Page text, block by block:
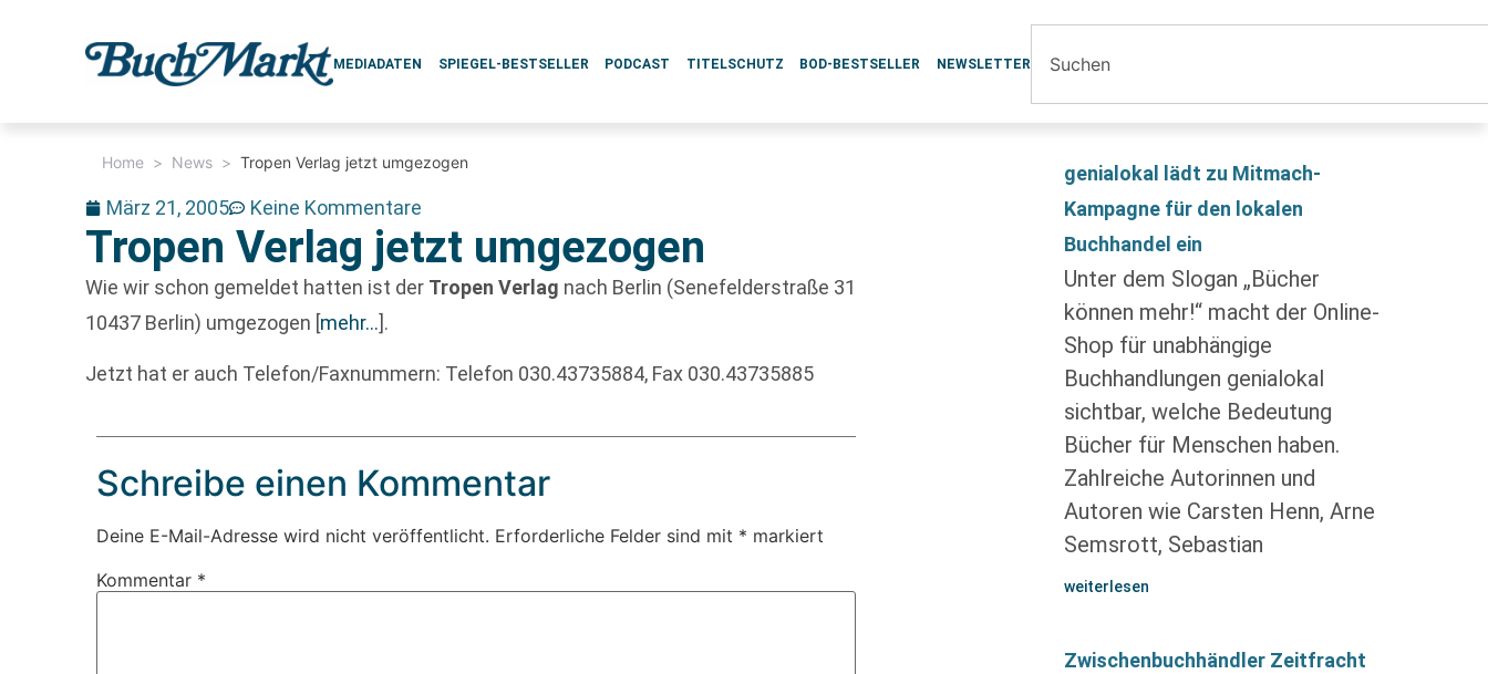
MEDIADATEN SPIEGEL-BESTSELLER PODCAST TITELSCHUTZ BOD-BESTSELLER NEWSLETTER
Home > News > Tropen Verlag jetzt umgezogen
März 21, 2005 Keine Kommentare
Tropen Verlag jetzt umgezogen
Wie wir schon gemeldet hatten ist der Tropen Verlag nach Berlin (Senefelderstraße 31
10437 Berlin) umgezogen [mehr…].
Jetzt hat er auch Telefon/Faxnummern: Telefon 030.43735884, Fax 030.43735885
Schreibe einen Kommentar
Deine E-Mail-Adresse wird nicht veröffentlicht. Erforderliche Felder sind mit * markiert
Kommentar *
genialokal lädt zu Mitmach-
Kampagne für den lokalen
Buchhandel ein
Unter dem Slogan „Bücher
können mehr!“ macht der Online-
Shop für unabhängige
Buchhandlungen genialokal
sichtbar, welche Bedeutung
Bücher für Menschen haben.
Zahlreiche Autorinnen und
Autoren wie Carsten Henn, Arne
Semsrott, Sebastian
weiterlesen
Zwischenbuchhändler Zeitfracht